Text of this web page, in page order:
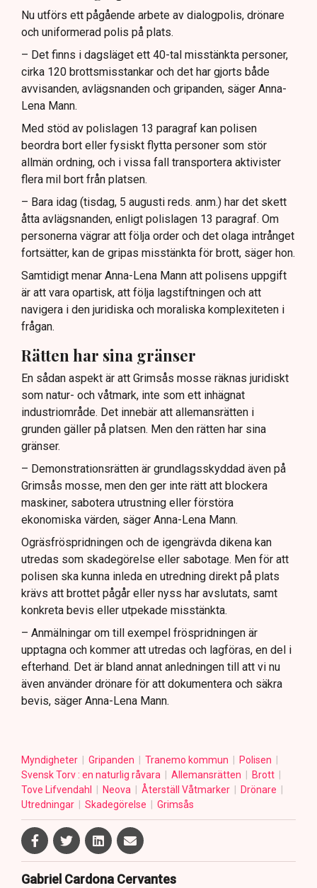
Nu utförs ett pågående arbete av dialogpolis, drönare
och uniformerad polis på plats.
– Det finns i dagsläget ett 40-tal misstänkta personer,
cirka 120 brottsmisstankar och det har gjorts både
avvisanden, avlägsnanden och gripanden, säger Anna-
Lena Mann.
Med stöd av polislagen 13 paragraf kan polisen
beordra bort eller fysiskt flytta personer som stör
allmän ordning, och i vissa fall transportera aktivister
flera mil bort från platsen.
– Bara idag (tisdag, 5 augusti reds. anm.) har det skett
åtta avlägsnanden, enligt polislagen 13 paragraf. Om
personerna vägrar att följa order och det olaga intrånget
fortsätter, kan de gripas misstänkta för brott, säger hon.
Samtidigt menar Anna-Lena Mann att polisens uppgift
är att vara opartisk, att följa lagstiftningen och att
navigera i den juridiska och moraliska komplexiteten i
frågan.
Rätten har sina gränser
En sådan aspekt är att Grimsås mosse räknas juridiskt
som natur- och våtmark, inte som ett inhägnat
industriområde. Det innebär att allemansrätten i
grunden gäller på platsen. Men den rätten har sina
gränser.
– Demonstrationsrätten är grundlagsskyddad även på
Grimsås mosse, men den ger inte rätt att blockera
maskiner, sabotera utrustning eller förstöra
ekonomiska värden, säger Anna-Lena Mann.
Ogräsfröspridningen och de igengrävda dikena kan
utredas som skadegörelse eller sabotage. Men för att
polisen ska kunna inleda en utredning direkt på plats
krävs att brottet pågår eller nyss har avslutats, samt
konkreta bevis eller utpekade misstänkta.
– Anmälningar om till exempel fröspridningen är
upptagna och kommer att utredas och lagföras, en del i
efterhand. Det är bland annat anledningen till att vi nu
även använder drönare för att dokumentera och säkra
bevis, säger Anna-Lena Mann.
Myndigheter Gripanden Tranemo kommun
Polisen
Svensk Torv : en naturlig råvara
Allemansrätten
Brott
Tove Lifvendahl
Neova Återställ Våtmarker
Drönare
Utredningar
Skadegörelse Grimsås
Gabriel Cardona Cervantes